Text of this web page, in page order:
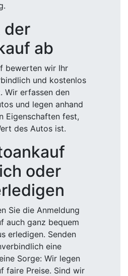
der
ab
bewerten wir Ihr
und kostenlos
Wir erfassen den
und legen anhand
Eigenschaften fest,
des Autos ist.
oder
Sie die Anmeldung
auch ganz bequem
erledigen. Senden
eine
Sorge: Wir legen
faire Preise. Sind wir